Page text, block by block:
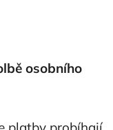
osobního